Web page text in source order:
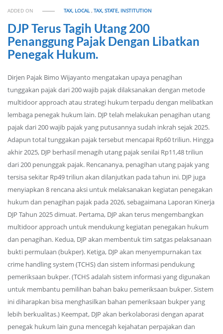
ADDED ON TAX, LOCAL,TAX, STATE, INSTITUTION
DJP Terus Tagih Utang 200
Penanggung Pajak Dengan Libatkan
Penegak Hukum.
Dirjen Pajak Bimo Wijayanto mengatakan upaya penagihan
tunggakan pajak dari 200 wajib pajak dilaksanakan dengan metode
multidoor approach atau strategi hukum terpadu dengan melibatkan
lembaga penegak hukum lain. DJP telah melakukan penagihan utang
pajak dari 200 wajib pajak yang putusannya sudah inkrah sejak 2025.
Adapun total tunggakan pajak tersebut mencapai Rp60 triliun. Hingga
akhir 2025, DJP berhasil menagih utang pajak senilai Rp11,48 triliun
dari 200 penunggak pajak. Rencananya, penagihan utang pajak yang
tersisa sekitar Rp49 triliun akan dilanjutkan pada tahun ini. DJP juga
menyiapkan 8 rencana aksi untuk melaksanakan kegiatan penegakan
hukum dan penagihan pajak pada 2026, sebagaimana Laporan Kinerja
DJP Tahun 2025 dimuat. Pertama, DJP akan terus mengembangkan
multidoor approach untuk mendukung kegiatan penegakan hukum
dan penagihan. Kedua, DJP akan membentuk tim satgas pelaksanaan
bukti permulaan (bukper). Ketiga, DJP akan menyempurnakan tax
crime handling system (TCHS) dan sistem informasi pendukung
pemeriksaan bukper. (TCHS adalah sistem informasi yang digunakan
untuk membantu pemilihan bahan baku pemeriksaan bukper. Sistem
ini diharapkan bisa menghasilkan bahan pemeriksaan bukper yang
lebih berkualitas.) Keempat, DJP akan berkolaborasi dengan aparat
penegak hukum lain guna mencegah kejahatan perpajakan dan